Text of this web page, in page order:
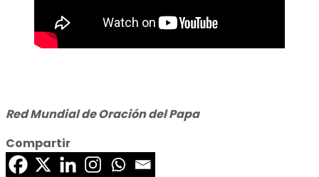
Red Mundial de Oración del Papa
Compartir